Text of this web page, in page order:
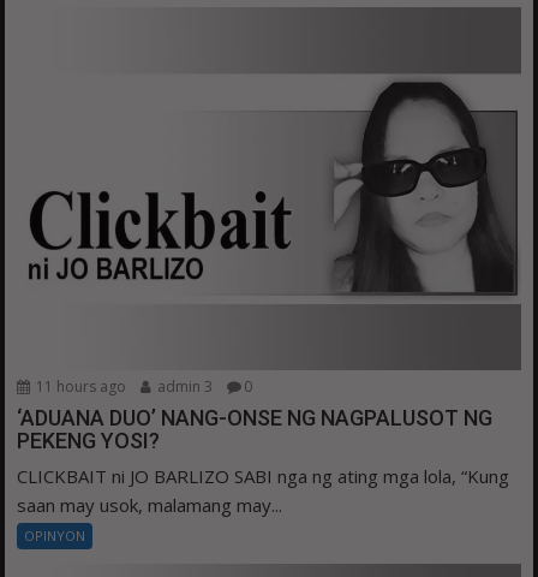
11 hours ago admin 3 0
‘ADUANA DUO’ NANG-ONSE NG NAGPALUSOT NG
PEKENG YOSI?
CLICKBAIT ni JO BARLIZO SABI nga ng ating mga lola, “Kung
saan may usok, malamang may...
OPINYON